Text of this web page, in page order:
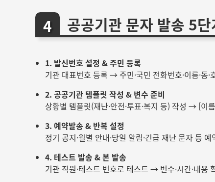
공공기관 문자 발송 5단
1. 발신번호 설정 & 주민 등록
기관 대표번호 등록 → 주민·국민 전화번호·이름·동
2. 공공기관 템플릿 작성 & 변수 준비
상황별 템플릿(재난·안전·투표·복지 등) 작성 → [이
3. 예약발송 & 반복 설정
정기 공지·월별 안내·당일 알림·긴급 재난 문자 등 예
4. 테스트 발송 & 본 발송
기관 직원·테스트 번호로 테스트 → 변수·시간·내용